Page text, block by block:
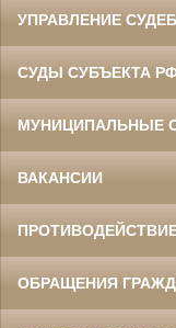
УПРАВЛЕНИЕ
СУДЫ СУБЪЕКТА
МУНИЦИПАЛЬНЫЕ
ВАКАНСИИ
ОБРАЩЕНИЯ